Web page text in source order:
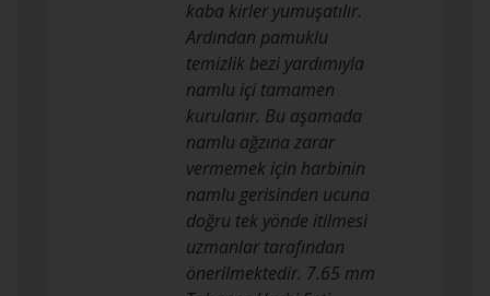
kaba kirler yumuşatılır.
Ardından pamuklu
temizlik bezi yardımıyla
namlu içi tamamen
kurulanır. Bu aşamada
namlu ağzına zarar
vermemek için harbinin
namlu gerisinden ucuna
doğru tek yönde itilmesi
uzmanlar tarafından
önerilmektedir. 7.65 mm